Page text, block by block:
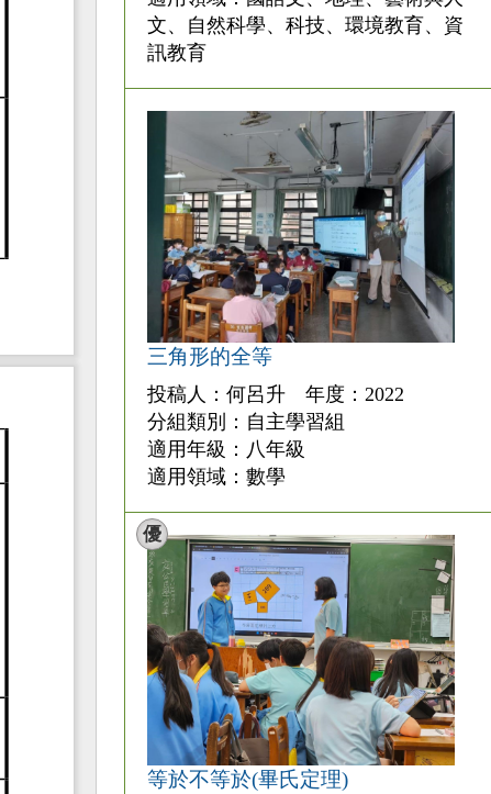
文、自然科學、科技、環境教育、資
訊教育
三角形的全等
投稿人：何呂升 年度：2022
分組類別：自主學習組
適用年級：八年級
適用領域：數學
等於不等於(畢氏定理)
優